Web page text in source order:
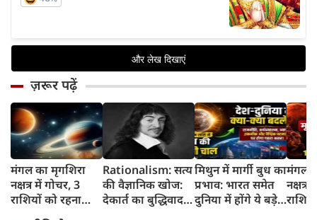
ज़रूर पढ़ें
मंगल का मृगशिरा
नक्षत्र में गोचर, 3
राशियों को रहना
Rationalism: सत्य
की वैज्ञानिक खोज:
देकार्त का बुद्धिवाद
मिथुन में मार्गी बुध का
प्रभाव: भारत समेत
दुनिया में होंगे ये बड़े
मंगल
नक्षत्र